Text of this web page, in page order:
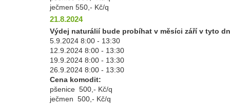
ječmen 550,- Kč/q
21.8.2024
Výdej naturálií bude probíhat v měsíci září v tyto
5.9.2024 8:00 - 13:30
12.9.2024 8:00 - 13:30
19.9.2024 8:00 - 13:30
26.9.2024 8:00 - 13:30
Cena komodit:
pšenice 500,- Kč/q
ječmen 500,- Kč/q